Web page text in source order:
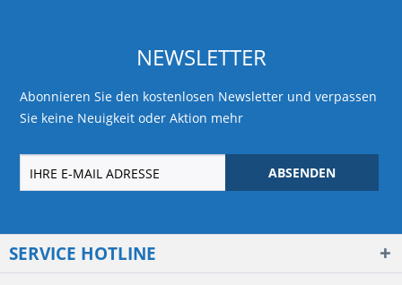
NEWSLETTER
Abonnieren Sie den kostenlosen Newsletter und verpassen
Sie keine Neuigkeit oder Aktion mehr
ABSENDEN
SERVICE HOTLINE